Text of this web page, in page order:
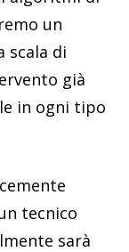
un
scala di
già
in ogni tipo
tecnico
sarà